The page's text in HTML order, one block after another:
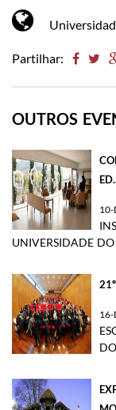
Partilhar:
OUTROS
10-
UNIVERSIDADE
16-